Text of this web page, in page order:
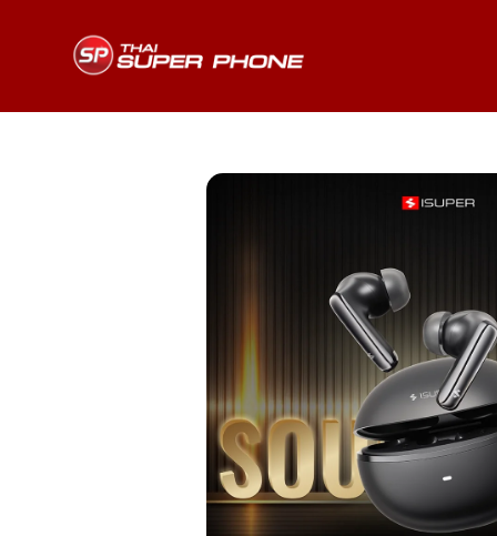
สินค้าทั้งหมด
พัดลมระบายความร้อนแล็ปท็อป
เครื่องบันทึกเสียง
GPS Tracker
อุปกรณ์เสริม GPS Tracker